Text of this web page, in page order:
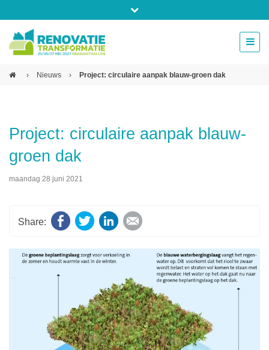
beurs@54events.nl
› Nieuws › Project: circulaire aanpak blauw-groen dak
Project: circulaire aanpak blauw-
groen dak
maandag 28 juni 2021
Facebook
Twitter LinkedIn